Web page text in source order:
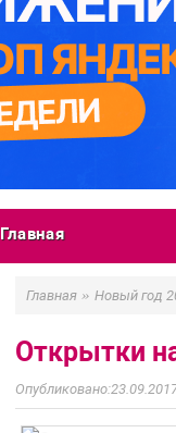
Главная
Главная » Новый год
Открытки